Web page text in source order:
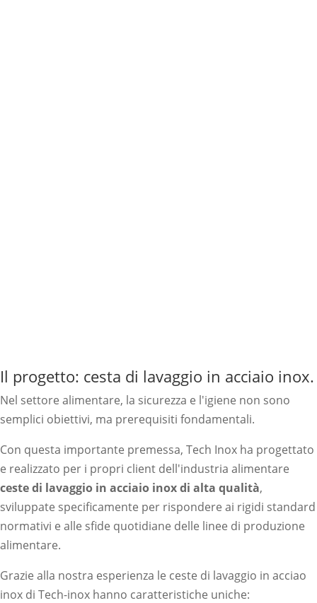
Il progetto: cesta di lavaggio in acciaio inox.
Nel settore alimentare, la sicurezza e l'igiene non sono
semplici obiettivi, ma prerequisiti fondamentali.
Con questa importante premessa, Tech Inox ha progettato
e realizzato per i propri client dell'industria alimentare
ceste di lavaggio in acciaio inox di alta qualità,
sviluppate specificamente per rispondere ai rigidi standard
normativi e alle sfide quotidiane delle linee di produzione
alimentare.
Grazie alla nostra esperienza le ceste di lavaggio in acciao
inox di Tech-inox hanno caratteristiche uniche: